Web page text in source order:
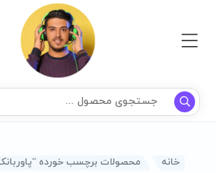
خانه محصولات برچسب خورده “پاوربانک 10000 مگ